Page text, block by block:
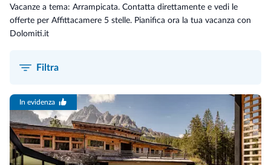
Vacanze a tema: Arrampicata. Contatta direttamente e vedi le
offerte per Affittacamere 5 stelle. Pianifica ora la tua vacanza con
Dolomiti.it
Filtra
In evidenza